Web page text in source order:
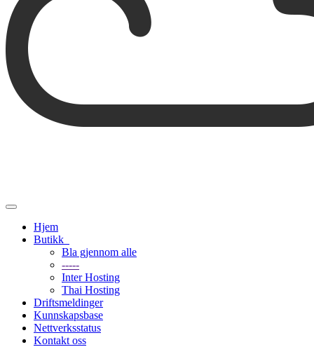
Bytt
navigasjon
Hjem
Butikk
Bla gjennom alle
-----
Inter Hosting
Thai Hosting
Driftsmeldinger
Kunnskapsbase
Nettverksstatus
Kontakt oss